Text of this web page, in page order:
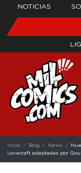
NOTICIAS
Inicio Blog News
Lovecraft adaptadas por